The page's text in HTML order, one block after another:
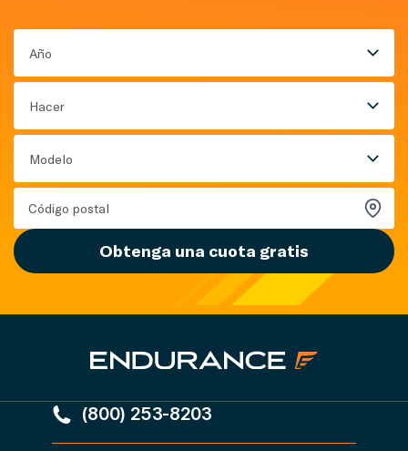
Año
Hacer
Modelo
Obtenga una cuota gratis
(800) 253-8203